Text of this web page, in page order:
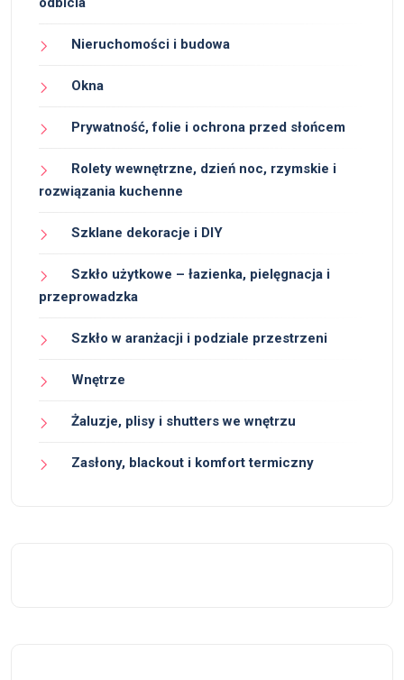
Nieruchomości i budowa
Okna
Prywatność, folie i ochrona przed słońcem
Rolety wewnętrzne, dzień noc, rzymskie i
rozwiązania kuchenne
Szklane dekoracje i DIY
Szkło użytkowe – łazienka, pielęgnacja i
przeprowadzka
Szkło w aranżacji i podziale przestrzeni
Wnętrze
Żaluzje, plisy i shutters we wnętrzu
Zasłony, blackout i komfort termiczny